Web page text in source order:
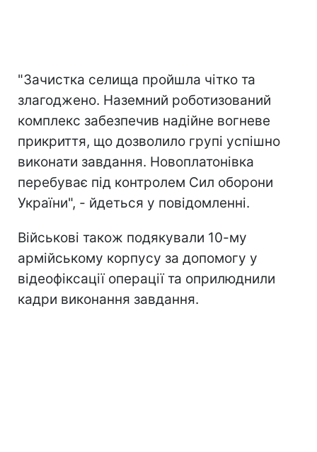
"Зачистка селища пройшла чітко та
злагоджено. Наземний роботизований
комплекс забезпечив надійне вогневе
прикриття, що дозволило групі успішно
виконати завдання. Новоплатонівка
перебуває під контролем Сил оборони
України", - йдеться у повідомленні.
Військові також подякували 10-му
армійському корпусу за допомогу у
відеофіксації операції та оприлюднили
кадри виконання завдання.